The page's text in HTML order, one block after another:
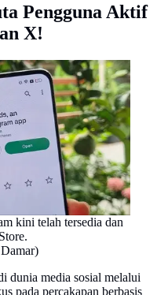
Pengguna Aktif
X!
kini telah tersedia dan
dunia media sosial melalui
pada percakapan berbasis